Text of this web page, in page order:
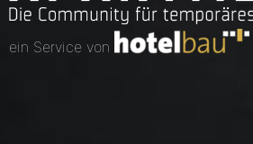
ein Service von